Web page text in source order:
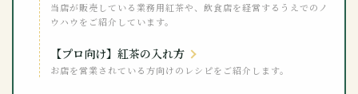
当店が販売している業務用紅茶や、飲食店を経営するうえでのノ
ウハウをご紹介しています。
【プロ向け】紅茶の入れ方
お店を営業されている方向けのレシピをご紹介します。